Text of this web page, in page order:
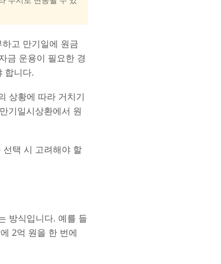
고 만기일에 원금
금 운용이 필요한 경
합니다.
상황에 따라 거치기
기일시상환에서 원
택 시 고려해야 할
방식입니다. 예를 들
2억 원을 한 번에